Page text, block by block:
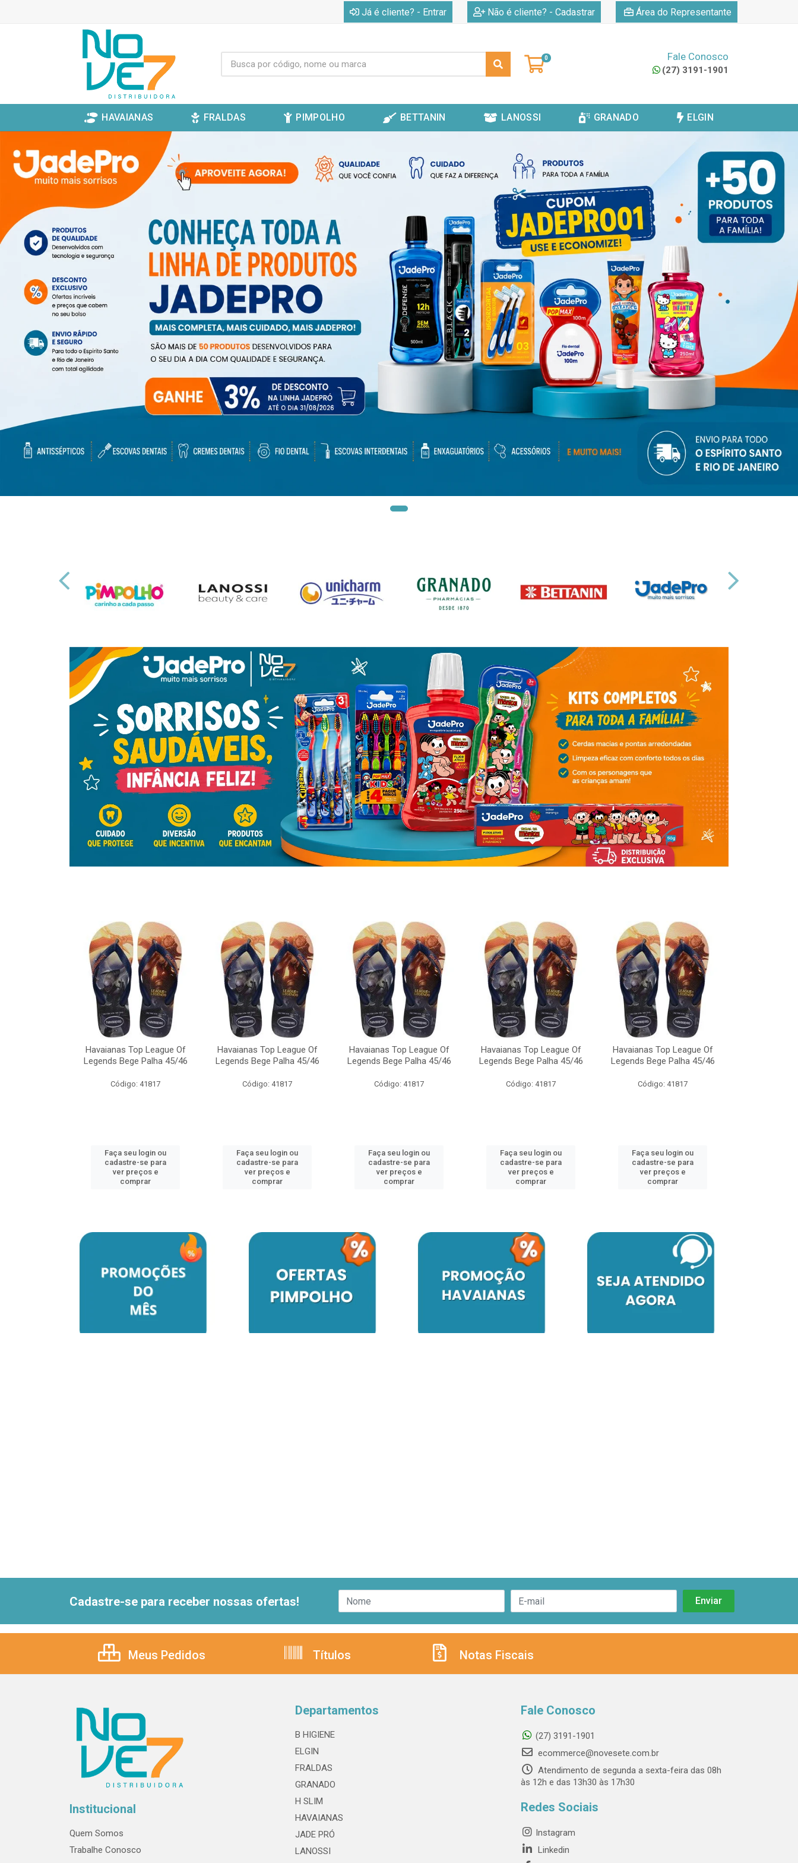
Já é cliente? - Entrar Não é cliente? - Cadastrar Área do Representante
0 Fale Conosco
(27) 3191-1901
HAVAIANAS FRALDAS PIMPOLHO BETTANIN LANOSSI GRANADO ELGIN
Havaianas Top League Of
Legends Bege Palha 45/46
Código: 41817
Faça seu login ou
cadastre-se para
ver preços e
comprar
Havaianas Top League Of
Legends Bege Palha 45/46
Código: 41817
Faça seu login ou
cadastre-se para
ver preços e
comprar
Havaianas Top League Of
Legends Bege Palha 45/46
Código: 41817
Faça seu login ou
cadastre-se para
ver preços e
comprar
Havaianas Top League Of
Legends Bege Palha 45/46
Código: 41817
Faça seu login ou
cadastre-se para
ver preços e
comprar
Havaianas Top League Of
Legends Bege Palha 45/46
Código: 41817
Faça seu login ou
cadastre-se para
ver preços e
comprar
Cadastre-se para receber nossas ofertas!
Meus Pedidos Títulos Notas Fiscais
Institucional
Quem Somos
Trabalhe Conosco
Departamentos
B HIGIENE
ELGIN
FRALDAS
GRANADO
H SLIM
HAVAIANAS
JADE PRÓ
LANOSSI
Fale Conosco
(27) 3191-1901
ecommerce@novesete.com.br
Atendimento de segunda a sexta-feira das 08h
às 12h e das 13h30 às 17h30
Redes Sociais
Instagram
Linkedin